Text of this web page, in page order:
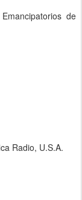
de
Radio, U.S.A.